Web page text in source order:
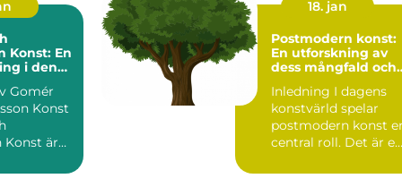
Konst: En
i den
Gomér
Konst
Konst är
som ...
18. jan
Postmodern konst:
En utforskning av
dess mångfald och
Inledning I dagens
konstvärld spelar
postmodern konst
central roll. Det är en